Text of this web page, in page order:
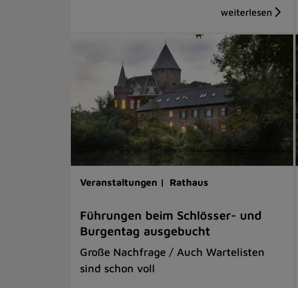
Veranstaltungen | Rathaus
Führungen beim Schlösser- und
Burgentag ausgebucht
Große Nachfrage / Auch Wartelisten
sind schon voll